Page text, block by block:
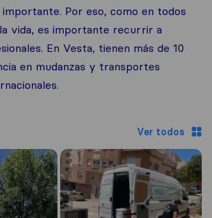
Por eso, como en todos
vida, es importante recurrir a
En Vesta, tienen más de 10
en mudanzas y transportes
Ver todos